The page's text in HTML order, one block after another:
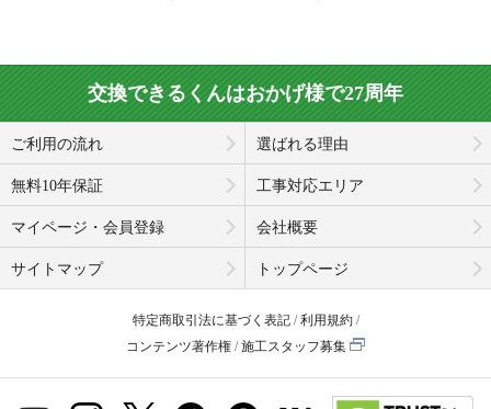
交換できるくんはおかげ様で27周年
ご利用の流れ 選ばれる理由
無料10年保証 工事対応エリア
マイページ・会員登録 会社概要
サイトマップ トップページ
特定商取引法に基づく表記
利用規約
コンテンツ著作権
施工スタッフ募集